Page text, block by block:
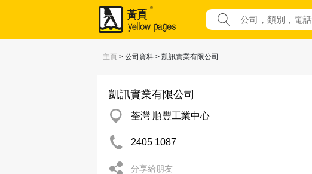
主頁 > 公司資料 > 凱訊實業有限公司
凱訊實業有限公司
荃灣 順豐工業中心
2405 1087
分享給朋友